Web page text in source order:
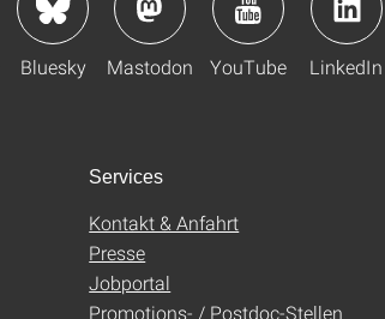
Bluesky Mastodon YouTube LinkedIn
Services
Kontakt & Anfahrt
Presse
Jobportal
Promotions- / Postdoc-Stellen